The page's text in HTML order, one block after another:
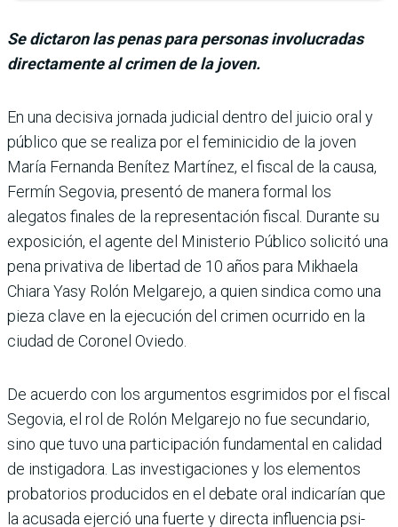
Se dictaron las penas para personas involucradas
directamente al crimen de la joven.
En una decisiva jornada judicial dentro del jui­cio oral y
público que se realiza por el feminicidio de la joven
María Fernanda Benítez Martínez, el fiscal de la causa,
Fermín Segovia, pre­sentó de manera formal los
alegatos finales de la repre­sentación fiscal. Durante su
exposición, el agente del Ministerio Público solicitó una
pena privativa de liber­tad de 10 años para Mikhaela
Chiara Yasy Rolón Melgarejo, a quien sindica como una
pieza clave en la ejecución del crimen ocurrido en la
ciudad de Coronel Oviedo.
De acuerdo con los argumentos esgrimidos por el fiscal
Sego­via, el rol de Rolón Melgarejo no fue secundario,
sino que tuvo una participación fundamen­tal en calidad
de instigadora. Las investigaciones y los ele­mentos
probatorios produci­dos en el debate oral indica­rían que
la acusada ejerció una fuerte y directa influencia psi­